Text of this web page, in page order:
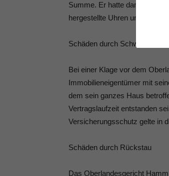
Summe. Er hatte damit
hergestellte Uhren unter die
Schäden durch Schwammbefall
Bei einer Klage vor dem
Immobilieneigentümer mit
dem sein ganzes Haus
Vertragslaufzeit entstanden
Versicherungsschutz gelte in
Schäden durch Rückstau
Das Oberlandesgericht